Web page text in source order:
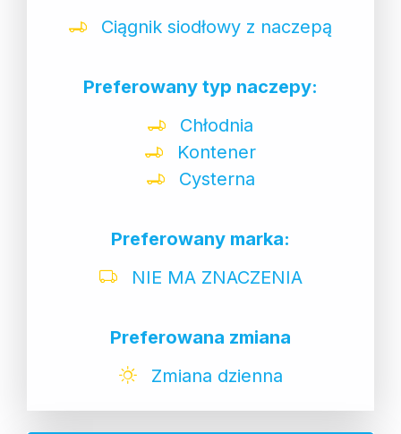
Ciągnik siodłowy z naczepą
Preferowany typ naczepy:
Chłodnia
Kontener
Cysterna
Preferowany marka:
NIE MA ZNACZENIA
Preferowana zmiana
Zmiana dzienna